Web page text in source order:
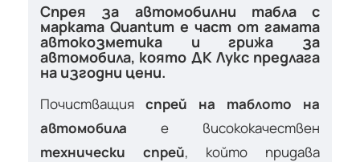
Спрея за автомобилни табла с
марката Quantum е част от гамата
автокозметика и грижа за
автомобила, която ДК Лукс предлага
на изгодни цени.
Почистващия спрей на таблото на
автомобила е висококачествен
технически спрей, който придава